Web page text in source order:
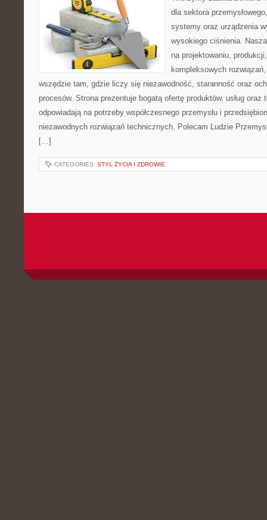
dla sektora
systemy oraz urządzenia
wysokiego ciśnienia.
na projektowaniu,
kompleksowych
wszędzie tam, gdzie liczy się niezawodność, staranność oraz
procesów. Strona prezentuje bogatą ofertę produktów, usług oraz
odpowiadają na potrzeby współczesnego przemysłu i
niezawodnych rozwiązań technicznych. Polecam Ludzie
[…]
CATEGORIES: STYL ŻYCIA I ZDROWIE